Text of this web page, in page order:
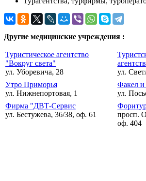
Другие медицинские учреждения :
Туристическое агентство
"Вокруг света"
ул. Уборевича, 28
ул.
Утро Приморья
ул. Нижнепортовая, 1
Факел
ул.
Фирма "ДВТ-Сервис
ул. Бестужева, 36/38, оф. 61
просп.
оф. 404